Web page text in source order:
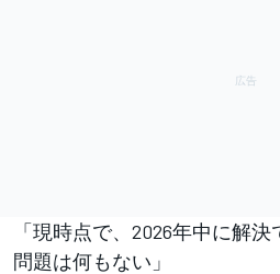
「現時点で、2026年中に解
問題は何もない」